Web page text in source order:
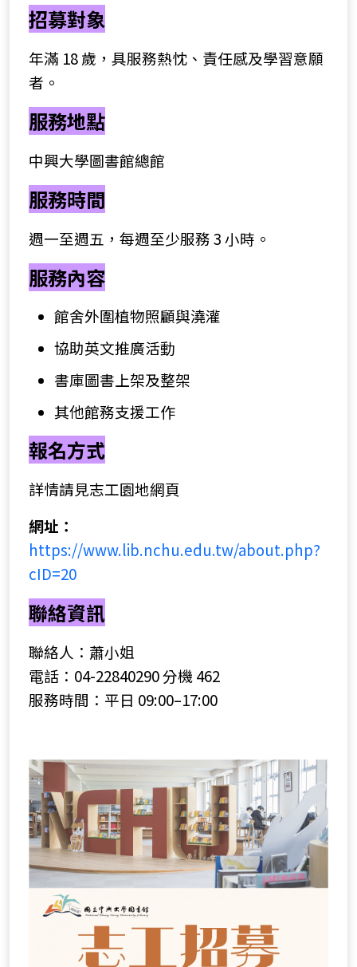
招募對象
年滿 18 歲，具服務熱忱、責任感及學習意願
者。
服務地點
中興大學圖書館總館
服務時間
週一至週五，每週至少服務 3 小時。
服務內容
館舍外圍植物照顧與澆灌
協助英文推廣活動
書庫圖書上架及整架
其他館務支援工作
報名方式
詳情請見志工園地網頁
網址：
https://www.lib.nchu.edu.tw/about.php?
cID=20
聯絡資訊
聯絡人：蕭小姐
電話：04-22840290 分機 462
服務時間：平日 09:00–17:00